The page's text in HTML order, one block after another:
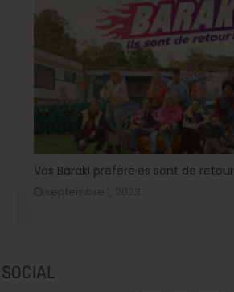
Vos Baraki préféré·es sont de retour
septembre 1, 2023
SOCIAL